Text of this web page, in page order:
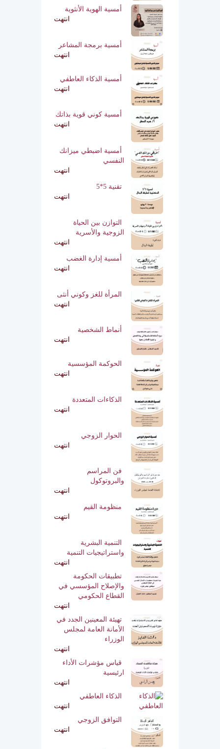
أمسية الهوية الأنثوية
انتهت
أمسية برمجة المشاعر
انتهت
أمسية الذكاء العاطفي
انتهت
أمسية كوني قوية بذاتك
انتهت
أمسية اضبطي ميزانك
النفسي
انتهت
تقنية 5*5
انتهت
التوازن بين الحياة
الزوجية والأسرية
انتهت
أمسية إدارة الغضب
انتهت
المرأة للغز وكوني أنثى
انتهت
أنماط الشخصية
انتهت
الحوكمة المؤسسية
انتهت
الذكاءات المتعددة
انتهت
الحوار الزوجي
انتهت
فن المراسم
والبروتوكول
انتهت
منظومة القيم
انتهت
التنمية البشرية
واستراتيجيات التنمية
انتهت
تطبيقات الحكومة
والإصلاح المؤسسي في
القطاع الحكومي
انتهت
تهيئة المعينين الجدد في
الأمانة العامة لمجلس
الوزراء
انتهت
قياس مؤشرات الأداء
ارئيسية
انتهت
الذكاء العاطفي
انتهت
التوافق الزوجي
انتهت